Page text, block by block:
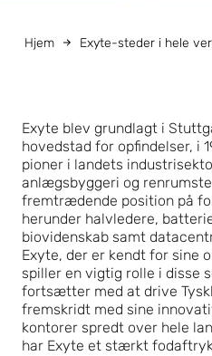
Hjem Exyte-steder i hele
Exyte blev grundlagt i
hovedstad for opfindelser, i
pioner i landets
anlægsbyggeri og
fremtrædende position på
herunder halvledere,
biovidenskab samt
Exyte, der er kendt for sine
spiller en vigtig rolle i disse
fortsætter med at drive
fremskridt med sine
kontorer spredt over hele
har Exyte et stærkt